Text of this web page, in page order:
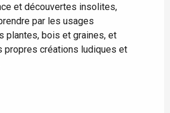
et découvertes insolites,
par les usages
plantes, bois et graines, et
propres créations ludiques et